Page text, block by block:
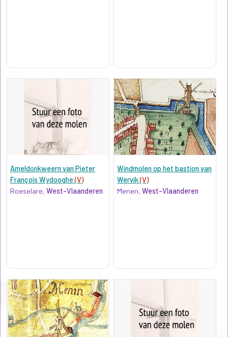
Ameldonkweern van Pieter
François Wydooghe(V)
Roeselare, West-Vlaanderen
Windmolen op het bastion van
Wervik(V)
Menen,West-Vlaanderen